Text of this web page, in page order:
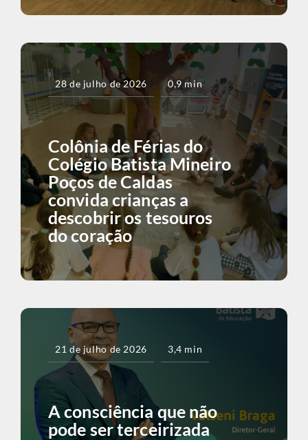
28 de julho de 2026 0,9 min
Colônia de Férias do
Colégio Batista Mineiro
Poços de Caldas
convida crianças a
descobrir os tesouros
do coração
21 de julho de 2026 3,4 min
A consciência que não
pode ser terceirizada